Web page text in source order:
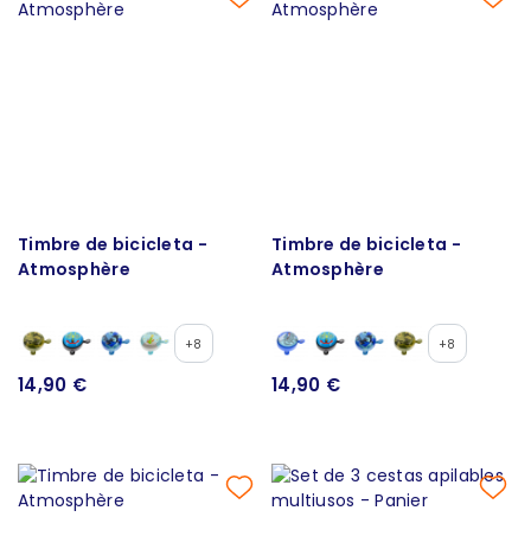
Timbre de bicicleta -
Atmosphère
+8
14,90 €
Timbre de bicicleta -
Atmosphère
+8
14,90 €